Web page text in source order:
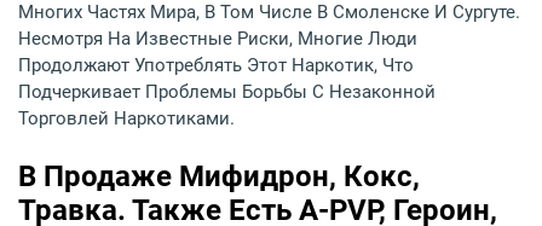
Многих Частях Мира, В Том Числе В Смоленске И Сургуте.
Несмотря На Известные Риски, Многие Люди
Продолжают Употреблять Этот Наркотик, Что
Подчеркивает Проблемы Борьбы С Незаконной
Торговлей Наркотиками.
В Продаже Мифидрон, Кокс,
Травка. Также Есть A-PVP, Героин,